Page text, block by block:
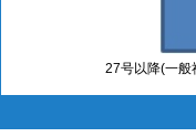
27号以降(一般